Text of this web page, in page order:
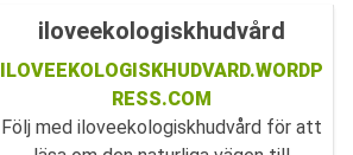
iloveekologiskhudvård
ILOVEEKOLOGISKHUDVARD.WORDP
RESS.COM
Följ med iloveekologiskhudvård för att